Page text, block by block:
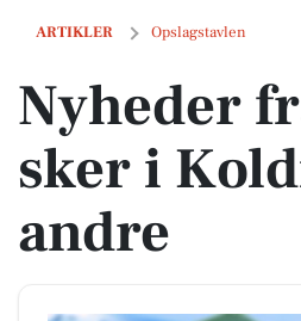
ARTIKLER Opslagstavlen
Nyheder fra Det sker i Kolding og 2
Nyheder
sker i
andre